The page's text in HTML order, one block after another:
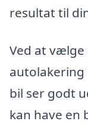
resultat til
Ved at
autolakering
bil ser godt
kan have en